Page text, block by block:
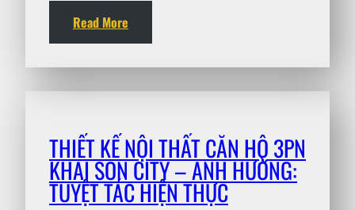
Read More
THIẾT KẾ NỘI THẤT CĂN HỘ 3PN
KHAI SON CITY – ANH HƯỜNG:
TUYỆT TÁC HIỆN THỰC